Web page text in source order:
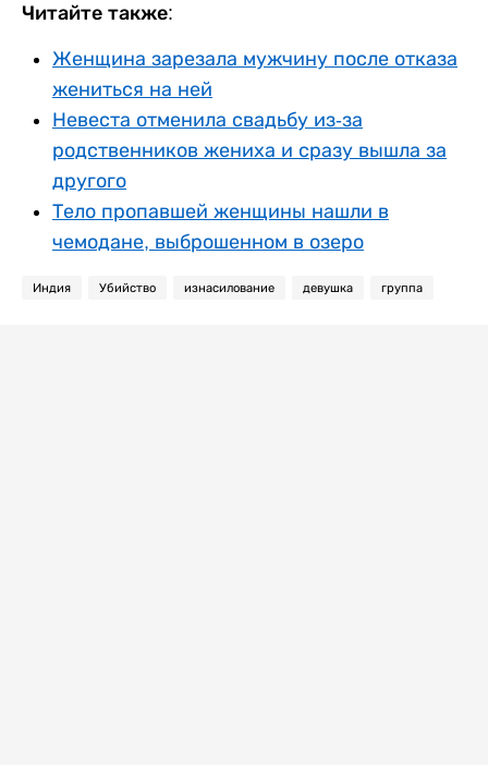
Читайте также:
Женщина зарезала мужчину после отказа
жениться на ней
Невеста отменила свадьбу из-за
родственников жениха и сразу вышла за
другого
Тело пропавшей женщины нашли в
чемодане, выброшенном в озеро
Индия Убийство изнасилование девушка группа